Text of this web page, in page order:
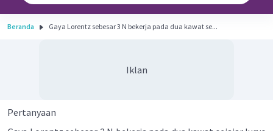
Beranda Gaya Lorentz sebesar 3 N bekerja pada dua kawat se...
Iklan
Pertanyaan